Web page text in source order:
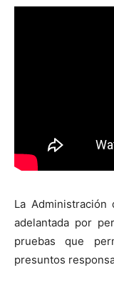
La
adelantada por
pruebas que
presuntos